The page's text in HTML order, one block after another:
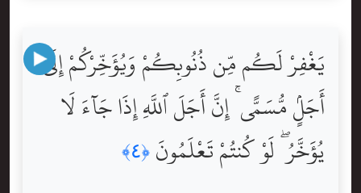
يَغْفِرْ لَكُم مِّن ذُنُوبِكُمْ وَيُؤَخِّرْكُمْ إِلَىٰٓ
أَجَلٍۢ مُّسَمًّى ۚ إِنَّ أَجَلَ ٱللَّهِ إِذَا جَآءَ لَا
يُؤَخَّرُ ۖ لَوْ كُنتُمْ تَعْلَمُونَ ﴿٤﴾